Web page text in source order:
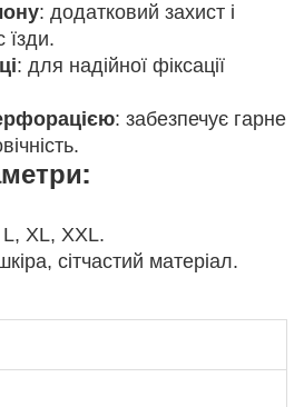
: додатковий захист і
їзди.
: для надійної фіксації
: забезпечує гарне
XL, XXL.
сітчастий матеріал.